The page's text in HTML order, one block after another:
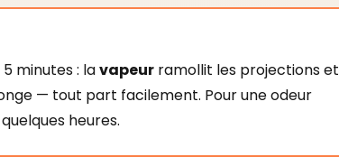
minutes : lavapeur ramollit les projections et
— tout part facilement. Pour une odeur
heures.